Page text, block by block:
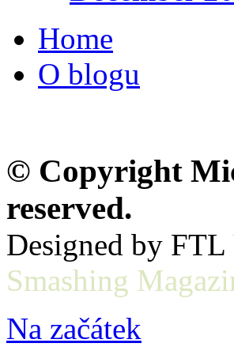
Home
O blogu
© Copyright
reserved.
Designed by FTL
Smashing
Na začátek